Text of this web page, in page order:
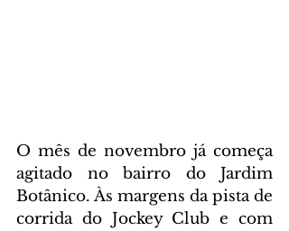
O mês de novembro já começa
agitado no bairro do Jardim
Botânico. Às margens da pista de
corrida do Jockey Club e com